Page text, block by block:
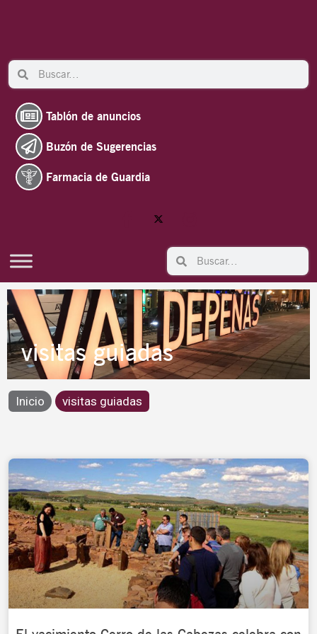
Search Search
Tablón de anuncios
Buzón de Sugerencias
Farmacia de Guardia
Search Search
visitas guiadas
Inicio visitas guiadas